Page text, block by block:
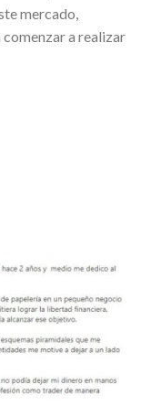
mercado,
a realizar